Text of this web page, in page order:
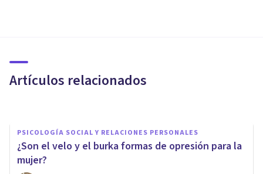
Artículos relacionados
expresarse de manera clara
PSICOLOGÍA SOCIAL Y RELACIONES PERSONALES
¿Son el velo y el burka formas de opresión para la
mujer?